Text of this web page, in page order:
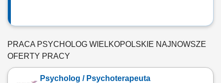
PRACA PSYCHOLOG WIELKOPOLSKIE NAJNOWSZE
OFERTY PRACY
Psycholog / Psychoterapeuta